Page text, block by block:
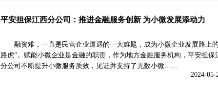
平安担保江西分公司：推进金融服务创新 为小微发展添动力
融资难，一直是民营企业遭遇的一大难题，成为小微企业发展路上
路虎”。赋能小微企业是金融的职责，作为地方金融服务机构，平安担保
分公司不断提升小微服务质效，见证并支持了无数小微……
2024-05-